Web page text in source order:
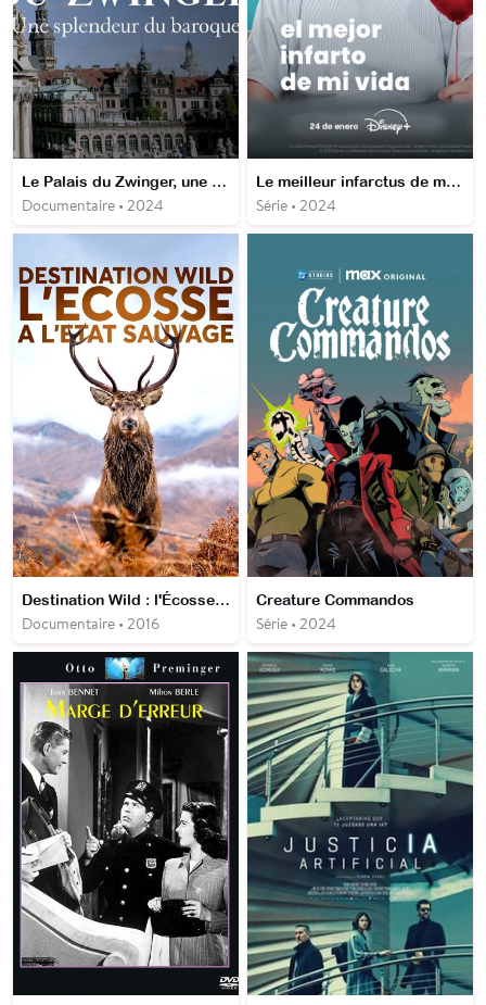
Le Palais du Zwinger, une splendeur du baroque
Documentaire • 2024
Le meilleur infarctus de ma vie
Série • 2024
Destination Wild : l'Écosse à l'état sauvage
Documentaire • 2016
Creature Commandos
Série • 2024